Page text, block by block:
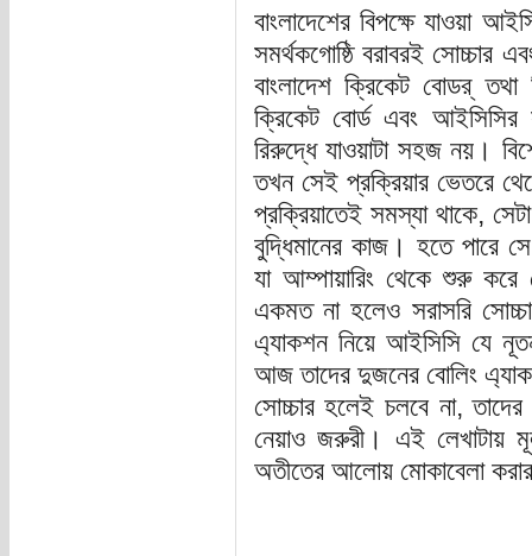
বাংলাদেশের বিপক্ষে যাওয়া
সমর্থকগোষ্ঠি বরাবরই সোচ্চার
বাংলাদেশ ক্রিকেট বোডর্
ক্রিকেট বোর্ড এবং
রিরুদ্ধে যাওয়াটা সহজ নয়।
তখন সেই প্রক্রিয়ার ভেতরে
প্রক্রিয়াতেই সমস্যা থাকে, সেটা
বুদ্ধিমানের কাজ। হতে পারে
যা আম্পায়ারিং থেকে শুরু করে
একমত না হলেও সরাসরি
এ্যাকশন নিয়ে আইসিসি যে
আজ তাদের দুজনের বোলিং
সোচ্চার হলেই চলবে না,
নেয়াও জরুরী। এই লেখাটায়
অতীতের আলোয় মোকাবেলা